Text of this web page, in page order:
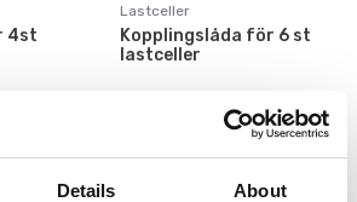
Details About
4st
Lastceller
Kopplingslåda för 6 st
lastceller